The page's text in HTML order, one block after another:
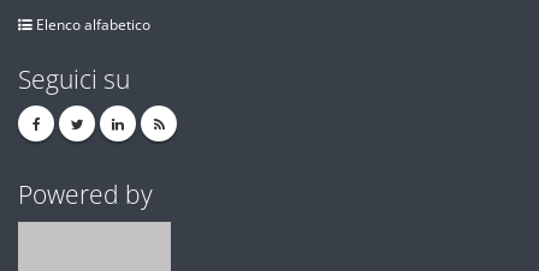
Elenco alfabetico
Seguici su
Powered by